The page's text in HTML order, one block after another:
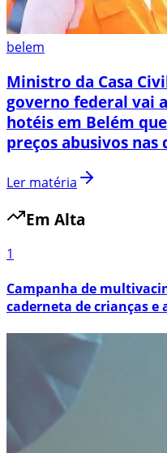
belem
Ministro da Casa
governo federal vai
hotéis em Belém
preços abusivos nas
Ler matéria
Em Alta
1
Campanha de
caderneta de crianças e